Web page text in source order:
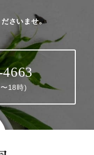
さいませ。
18時)